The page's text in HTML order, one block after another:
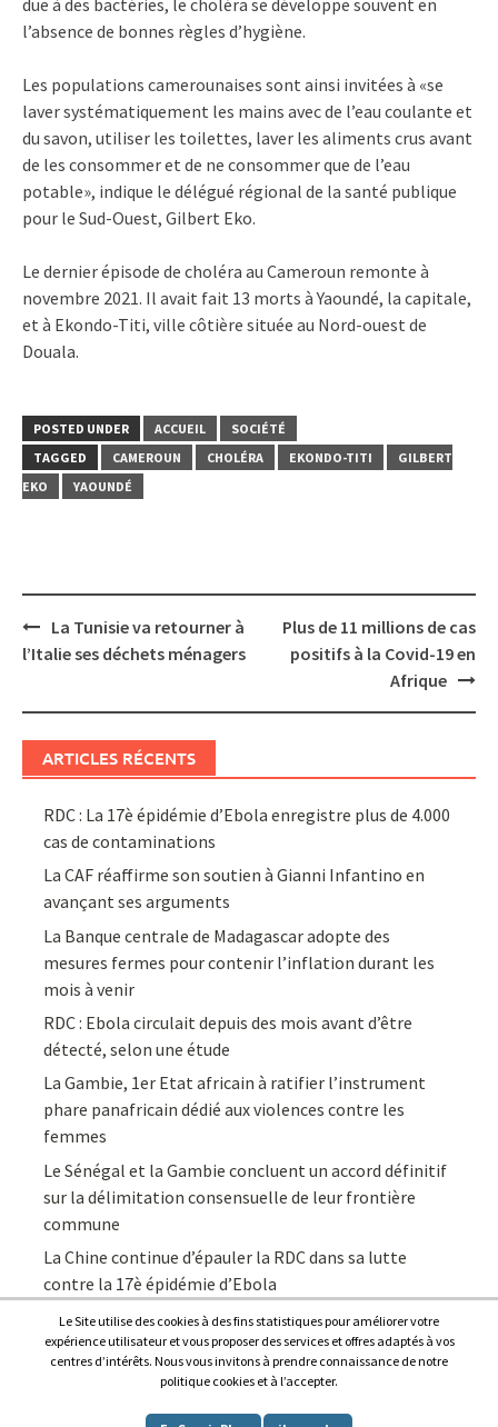
l’absence de bonnes règles d’hygiène.
Les populations camerounaises sont ainsi invitées à «se
laver systématiquement les mains avec de l’eau coulante et
du savon, utiliser les toilettes, laver les aliments crus avant
de les consommer et de ne consommer que de l’eau
potable», indique le délégué régional de la santé publique
pour le Sud-Ouest, Gilbert Eko.
Le dernier épisode de choléra au Cameroun remonte à
novembre 2021. Il avait fait 13 morts à Yaoundé, la capitale,
et à Ekondo-Titi, ville côtière située au Nord-ouest de
Douala.
POSTED UNDER ACCUEIL
SOCIÉTÉ
TAGGED
CAMEROUN CHOLÉRA EKONDO-TITI
GILBERT
EKO
YAOUNDÉ
Post
navigation
La Tunisie va retourner à
l’Italie ses déchets ménagers
Plus de 11 millions de cas
positifs à la Covid-19 en
Afrique
ARTICLES RÉCENTS
RDC : La 17è épidémie d’Ebola enregistre plus de 4.000
cas de contaminations
La CAF réaffirme son soutien à Gianni Infantino en
avançant ses arguments
La Banque centrale de Madagascar adopte des
mesures fermes pour contenir l’inflation durant les
mois à venir
RDC : Ebola circulait depuis des mois avant d’être
détecté, selon une étude
La Gambie, 1er Etat africain à ratifier l’instrument
phare panafricain dédié aux violences contre les
femmes
Le Sénégal et la Gambie concluent un accord définitif
sur la délimitation consensuelle de leur frontière
commune
La Chine continue d’épauler la RDC dans sa lutte
contre la 17è épidémie d’Ebola
Afrique7, l’info du continent en continu
Le Site utilise des cookies à des fins statistiques pour améliorer votre
expérience utilisateur et vous proposer des services et offres adaptés à vos
centres d’intérêts. Nous vous invitons à prendre connaissance de notre
politique cookies et à l’accepter.